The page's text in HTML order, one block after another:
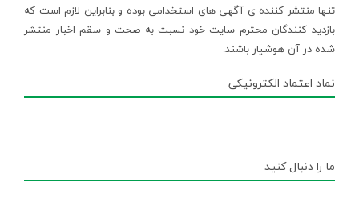
تنها منتشر کننده ی آگهی های استخدامی بوده و بنابراین لازم است که
بازدید کنندگان محترم سایت خود نسبت به صحت و سقم اخبار منتشر
شده در آن هوشیار باشند.
نماد اعتماد الکترونیکی
ما را دنبال کنید